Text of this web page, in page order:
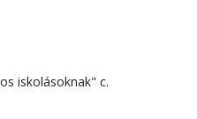
iskolásoknak" c.